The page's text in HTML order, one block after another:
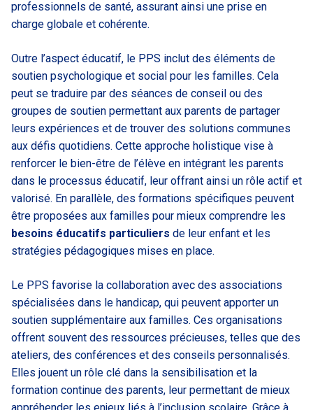
professionnels de santé, assurant ainsi une prise en
charge globale et cohérente.
Outre l’aspect éducatif, le PPS inclut des éléments de
soutien psychologique et social pour les familles. Cela
peut se traduire par des séances de conseil ou des
groupes de soutien permettant aux parents de partager
leurs expériences et de trouver des solutions communes
aux défis quotidiens. Cette approche holistique vise à
renforcer le bien-être de l’élève en intégrant les parents
dans le processus éducatif, leur offrant ainsi un rôle actif et
valorisé. En parallèle, des formations spécifiques peuvent
être proposées aux familles pour mieux comprendre les
besoins éducatifs particuliers de leur enfant et les
stratégies pédagogiques mises en place.
Le PPS favorise la collaboration avec des associations
spécialisées dans le handicap, qui peuvent apporter un
soutien supplémentaire aux familles. Ces organisations
offrent souvent des ressources précieuses, telles que des
ateliers, des conférences et des conseils personnalisés.
Elles jouent un rôle clé dans la sensibilisation et la
formation continue des parents, leur permettant de mieux